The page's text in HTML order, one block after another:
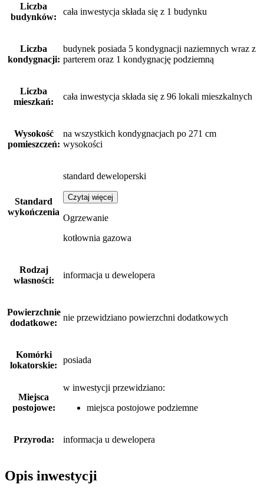
Liczba
budynków:
cała inwestycja składa się z 1 budynku
Liczba
kondygnacji:
budynek posiada 5 kondygnacji naziemnych wraz z
parterem oraz 1 kondygnację podziemną
Liczba
mieszkań:
cała inwestycja składa się z 96 lokali mieszkalnych
Wysokość
pomieszczeń:
na wszystkich kondygnacjach po 271 cm
wysokości
Standard
wykończenia
standard deweloperski
Czytaj więcej
Ogrzewanie
kotłownia gazowa
Rodzaj
własności:
informacja u dewelopera
Powierzchnie
dodatkowe:
nie przewidziano powierzchni dodatkowych
Komórki
lokatorskie:
posiada
Miejsca
postojowe:
w inwestycji przewidziano:
miejsca postojowe podziemne
Przyroda: informacja u dewelopera
Opis inwestycji